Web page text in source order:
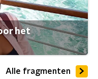
het
Alle fragmenten